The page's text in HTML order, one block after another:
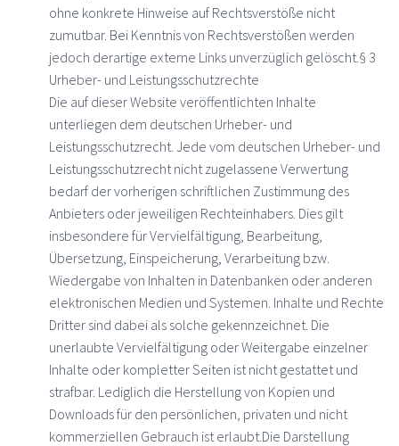
ohne konkrete Hinweise auf Rechtsverstöße nicht
zumutbar. Bei Kenntnis von Rechtsverstößen werden
jedoch derartige externe Links unverzüglich gelöscht.§ 3
Urheber- und Leistungsschutzrechte
Die auf dieser Website veröffentlichten Inhalte
unterliegen dem deutschen Urheber- und
Leistungsschutzrecht. Jede vom deutschen Urheber- und
Leistungsschutzrecht nicht zugelassene Verwertung
bedarf der vorherigen schriftlichen Zustimmung des
Anbieters oder jeweiligen Rechteinhabers. Dies gilt
insbesondere für Vervielfältigung, Bearbeitung,
Übersetzung, Einspeicherung, Verarbeitung bzw.
Wiedergabe von Inhalten in Datenbanken oder anderen
elektronischen Medien und Systemen. Inhalte und Rechte
Dritter sind dabei als solche gekennzeichnet. Die
unerlaubte Vervielfältigung oder Weitergabe einzelner
Inhalte oder kompletter Seiten ist nicht gestattet und
strafbar. Lediglich die Herstellung von Kopien und
Downloads für den persönlichen, privaten und nicht
kommerziellen Gebrauch ist erlaubt.Die Darstellung